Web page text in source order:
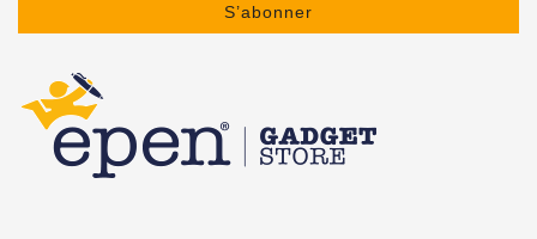
S’abonner